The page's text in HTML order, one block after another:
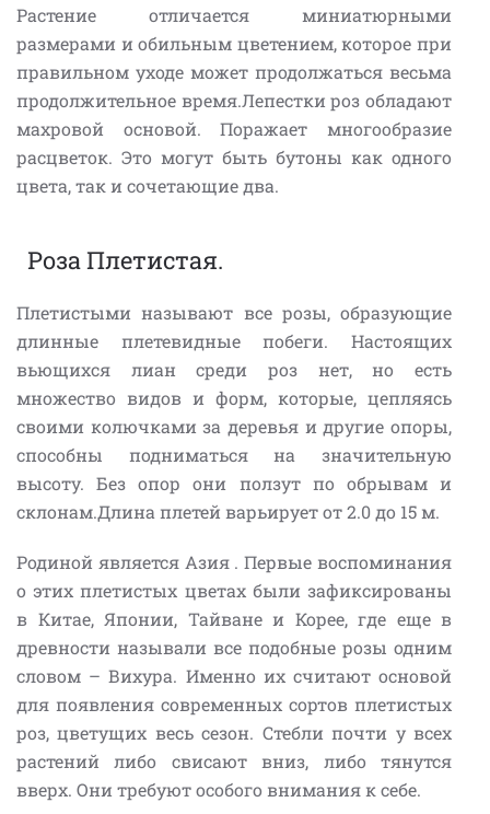
Растение отличается миниатюрными
размерами и обильным цветением, которое при
правильном уходе может продолжаться весьма
продолжительное время.Лепестки роз обладают
махровой основой. Поражает многообразие
расцветок. Это могут быть бутоны как одного
цвета, так и сочетающие два.
Роза Плетистая.
Плетистыми называют все розы, образующие
длинные плетевидные побеги. Настоящих
вьющихся лиан среди роз нет, но есть
множество видов и форм, которые, цепляясь
своими колючками за деревья и другие опоры,
способны подниматься на значительную
высоту. Без опор они ползут по обрывам и
склонам.Длина плетей варьирует от 2.0 до 15 м.
Родиной является Азия . Первые воспоминания
о этих плетистых цветах были зафиксированы
в Китае, Японии, Тайване и Корее, где еще в
древности называли все подобные розы одним
словом – Вихура. Именно их считают основой
для появления современных сортов плетистых
роз, цветущих весь сезон. Стебли почти у всех
растений либо свисают вниз, либо тянутся
вверх. Они требуют особого внимания к себе.